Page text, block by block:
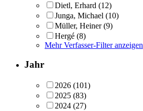
Dietl, Erhard (12)
Junga, Michael (10)
Müller, Heiner (9)
Hergé (8)
Mehr Verfasser-Filter anzeigen
Jahr
2026 (101)
2025 (83)
2024 (27)